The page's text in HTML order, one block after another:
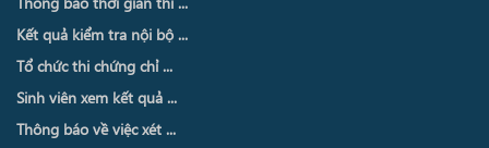
Kết quả kiểm tra nội bộ ...
Tổ chức thi chứng chỉ ...
Sinh viên xem kết quả ...
Thông báo về việc xét ...